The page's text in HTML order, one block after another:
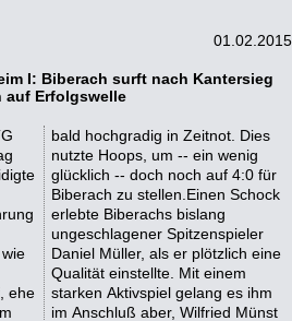
01.02.2015
I: Biberach surft nach Kantersieg
auf Erfolgswelle
ehe
für
ihm